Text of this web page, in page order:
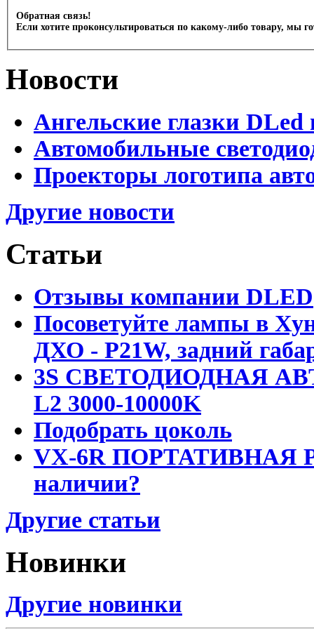
Обратная связь!
Если хотите проконсультироваться по какому-либо товару, мы
Новости
Ангельские глазки DLed
Автомобильные
Проекторы логотипа
Другие новости
Статьи
Отзывы компании DLED
Посоветуйте лампы в
ДХО - P21W, задний
3S СВЕТОДИОДНАЯ
L2 3000-10000K
Подобрать цоколь
VX-6R ПОРТАТИВНАЯ
наличии?
Другие статьи
Новинки
Другие новинки